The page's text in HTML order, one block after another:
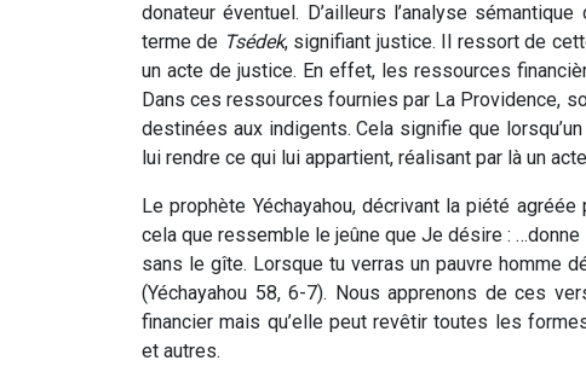
donateur éventuel. D’ailleurs l’analyse
terme de Tsédek, signifiant justice. Il ressort de
un acte de justice. En effet, les ressources
Dans ces ressources fournies par La Providence,
destinées aux indigents. Cela signifie que
lui rendre ce qui lui appartient, réalisant par là un
Le prophète Yéchayahou, décrivant la piété
cela que ressemble le jeûne que Je désire :
sans le gîte. Lorsque tu verras un pauvre homme
(Yéchayahou 58, 6-7). Nous apprenons de ces
financier mais qu’elle peut revêtir toutes les
et autres.